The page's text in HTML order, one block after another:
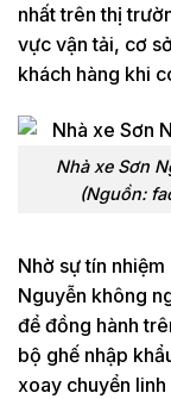
nhất trên thị
vực vận tải, cơ
khách hàng khi
Nhà xe Sơn
(Nguồn:
Nhờ sự tín
Nguyễn không
để đồng hành
bộ ghế nhập
xoay chuyển